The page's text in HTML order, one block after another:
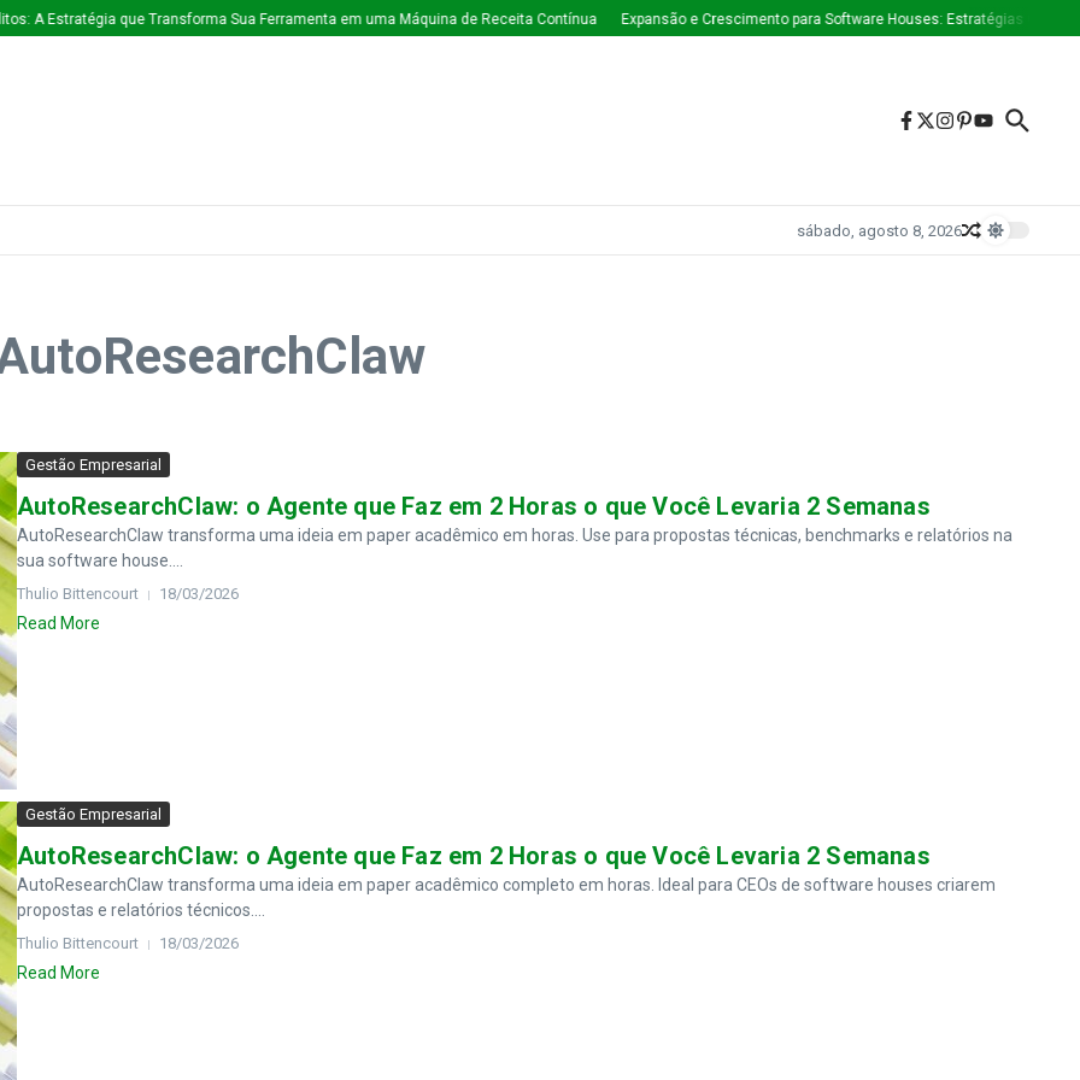
A Estratégia que Transforma Sua Ferramenta em uma Máquina de Receita Contínua Expansão e Crescimento para Software Houses: Estratégias Que
sábado, agosto 8, 2026
Gestão Empresarial
AutoResearchClaw: o Agente que Faz em 2 Horas o que Você Levaria 2 Semanas
AutoResearchClaw transforma uma ideia em paper acadêmico em horas. Use para propostas técnicas, benchmarks e relatórios na
sua software house....
Thulio Bittencourt 18/03/2026
Read More
Gestão Empresarial
AutoResearchClaw: o Agente que Faz em 2 Horas o que Você Levaria 2 Semanas
AutoResearchClaw transforma uma ideia em paper acadêmico completo em horas. Ideal para CEOs de software houses criarem
propostas e relatórios técnicos....
Thulio Bittencourt 18/03/2026
Read More